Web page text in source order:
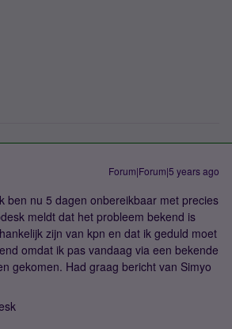
Forum|Forum|5 years ago
ben nu 5 dagen onbereikbaar met precies
meldt dat het probleem bekend is
zijn van kpn en dat ik geduld moet
omdat ik pas vandaag via een bekende
gekomen. Had graag bericht van Simyo